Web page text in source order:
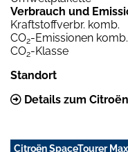
Verbrauch und
Kraftstoffverbr. komb.
CO2-Emissionen komb.
CO2-Klasse
Standort
Details zum
Citroën SpaceTourer